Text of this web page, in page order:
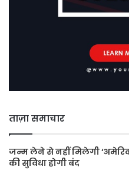
ताज़ा समाचार
जन्म लेने से नहीं मिलेगी
की सुविधा होगी बंद